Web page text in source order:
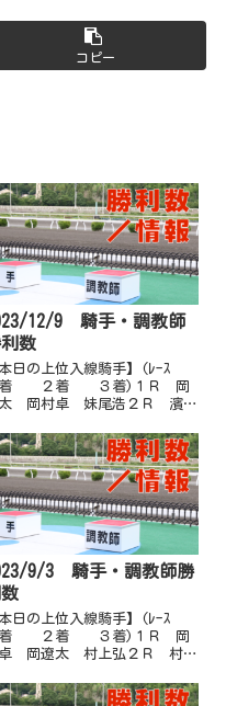
コピー
12/9 騎手・調教師
数
本日の上位入線騎手】(ﾚｰｽ
着 ２着 ３着)１Ｒ 岡
岡村卓 妹尾浩２Ｒ 濱尚
多田誠 長尾翼４Ｒ 井上
佐原秀 多田誠５Ｒ 赤岡
多田誠 西森将６Ｒ 赤岡
永森大 岡村卓７Ｒ 岡村
永...
9/3 騎手・調教師勝
本日の上位入線騎手】(ﾚｰｽ
着 ２着 ３着)１Ｒ 岡
岡遼太 村上弘２Ｒ 村上
宮川実 郷間勇４Ｒ 嬉勝